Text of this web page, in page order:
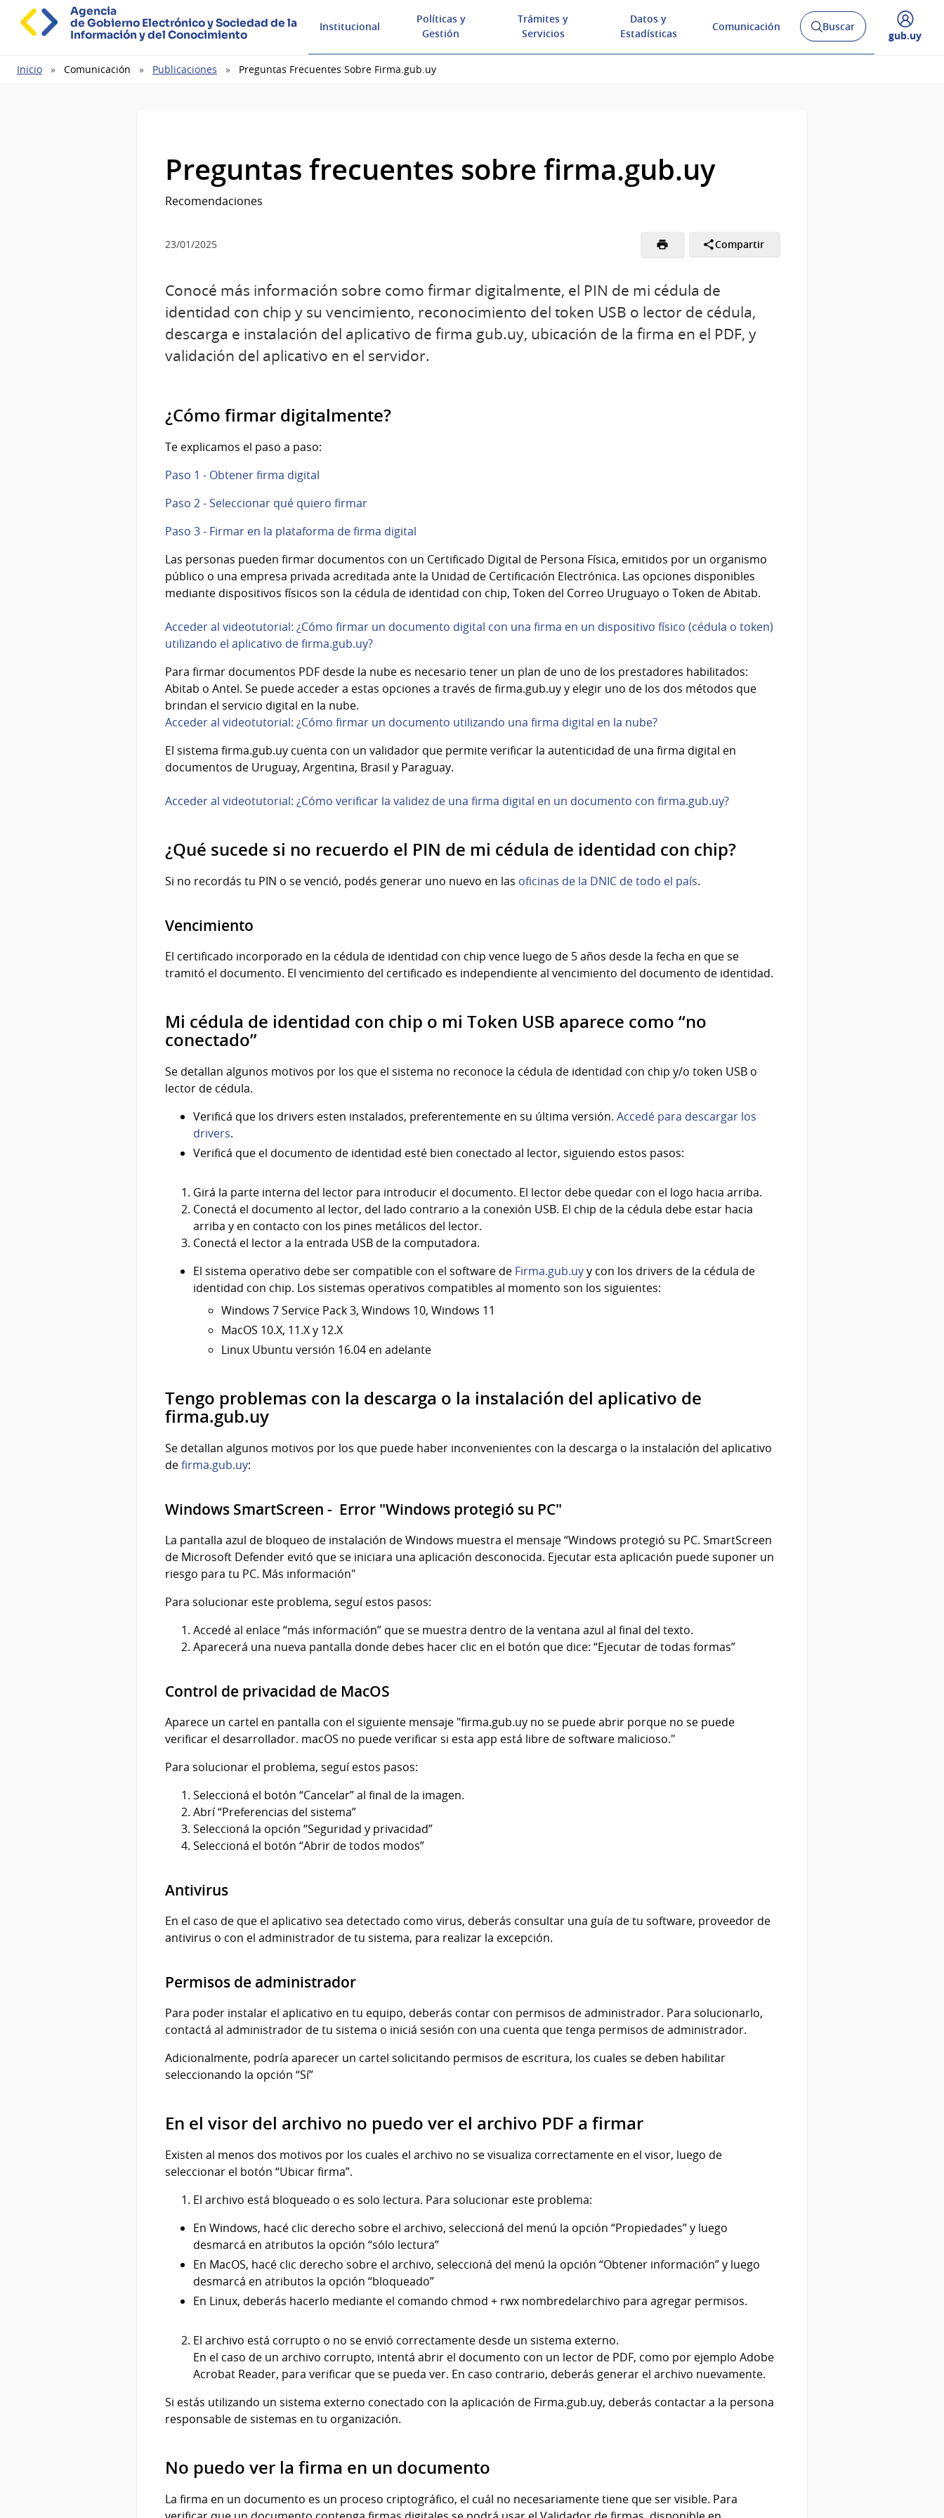
Agencia
de Gobierno Electrónico y Sociedad de la
Información y del Conocimiento
Institucional
Políticas y
Gestión
Trámites y
Servicios
Datos y
Estadísticas
Comunicación
AbrirBuscar
Desplegar
gub.uy
Ruta
Inicio Comunicación Publicaciones Preguntas Frecuentes Sobre Firma.gub.uy
Preguntas frecuentes sobre firma.gub.uy
Recomendaciones
23/01/2025 Compartir
Conocé más información sobre como firmar digitalmente, el PIN de mi cédula de
identidad con chip y su vencimiento, reconocimiento del token USB o lector de cédula,
descarga e instalación del aplicativo de firma gub.uy, ubicación de la firma en el PDF, y
validación del aplicativo en el servidor.
¿Cómo firmar digitalmente?
Te explicamos el paso a paso:
Paso 1 - Obtener firma digital
Paso 2 - Seleccionar qué quiero firmar
Paso 3 - Firmar en la plataforma de firma digital
Las personas pueden firmar documentos con un Certificado Digital de Persona Física, emitidos por un organismo
público o una empresa privada acreditada ante la Unidad de Certificación Electrónica. Las opciones disponibles
mediante dispositivos físicos son la cédula de identidad con chip, Token del Correo Uruguayo o Token de Abitab.
Acceder al videotutorial: ¿Cómo firmar un documento digital con una firma en un dispositivo físico (cédula o token)
utilizando el aplicativo de firma.gub.uy?
Para firmar documentos PDF desde la nube es necesario tener un plan de uno de los prestadores habilitados:
Abitab o Antel. Se puede acceder a estas opciones a través de firma.gub.uy y elegir uno de los dos métodos que
brindan el servicio digital en la nube.
Acceder al videotutorial: ¿Cómo firmar un documento utilizando una firma digital en la nube?
El sistema firma.gub.uy cuenta con un validador que permite verificar la autenticidad de una firma digital en
documentos de Uruguay, Argentina, Brasil y Paraguay.
Acceder al videotutorial: ¿Cómo verificar la validez de una firma digital en un documento con firma.gub.uy?
¿Qué sucede si no recuerdo el PIN de mi cédula de identidad con chip?
Si no recordás tu PIN o se venció, podés generar uno nuevo en las oficinas de la DNIC de todo el país.
Vencimiento
El certificado incorporado en la cédula de identidad con chip vence luego de 5 años desde la fecha en que se
tramitó el documento. El vencimiento del certificado es independiente al vencimiento del documento de identidad.
Mi cédula de identidad con chip o mi Token USB aparece como “no
conectado”
Se detallan algunos motivos por los que el sistema no reconoce la cédula de identidad con chip y/o token USB o
lector de cédula.
Verificá que los drivers esten instalados, preferentemente en su última versión. Accedé para descargar los
drivers.
Verificá que el documento de identidad esté bien conectado al lector, siguiendo estos pasos:
Girá la parte interna del lector para introducir el documento. El lector debe quedar con el logo hacia arriba.
Conectá el documento al lector, del lado contrario a la conexión USB. El chip de la cédula debe estar hacia
arriba y en contacto con los pines metálicos del lector.
Conectá el lector a la entrada USB de la computadora.
El sistema operativo debe ser compatible con el software de Firma.gub.uyy con los drivers de la cédula de
identidad con chip. Los sistemas operativos compatibles al momento son los siguientes:
Windows 7 Service Pack 3, Windows 10, Windows 11
MacOS 10.X, 11.X y 12.X
Linux Ubuntu versión 16.04 en adelante
Tengo problemas con la descarga o la instalación del aplicativo de
firma.gub.uy
Se detallan algunos motivos por los que puede haber inconvenientes con la descarga o la instalación del aplicativo
defirma.gub.uy:
Windows SmartScreen - Error "Windows protegió su PC"
La pantalla azul de bloqueo de instalación de Windows muestra el mensaje “Windows protegió su PC. SmartScreen
de Microsoft Defender evitó que se iniciara una aplicación desconocida. Ejecutar esta aplicación puede suponer un
riesgo para tu PC. Más información"
Para solucionar este problema, seguí estos pasos:
Accedé al enlace “más información” que se muestra dentro de la ventana azul al final del texto.
Aparecerá una nueva pantalla donde debes hacer clic en el botón que dice: “Ejecutar de todas formas”
Control de privacidad de MacOS
Aparece un cartel en pantalla con el siguiente mensaje "firma.gub.uy no se puede abrir porque no se puede
verificar el desarrollador. macOS no puede verificar si esta app está libre de software malicioso."
Para solucionar el problema, seguí estos pasos:
Seleccioná el botón “Cancelar” al final de la imagen.
Abrí “Preferencias del sistema”
Seleccioná la opción “Seguridad y privacidad”
Seleccioná el botón “Abrir de todos modos”
Antivirus
En el caso de que el aplicativo sea detectado como virus, deberás consultar una guía de tu software, proveedor de
antivirus o con el administrador de tu sistema, para realizar la excepción.
Permisos de administrador
Para poder instalar el aplicativo en tu equipo, deberás contar con permisos de administrador. Para solucionarlo,
contactá al administrador de tu sistema o iniciá sesión con una cuenta que tenga permisos de administrador.
Adicionalmente, podría aparecer un cartel solicitando permisos de escritura, los cuales se deben habilitar
seleccionando la opción “Sí”
En el visor del archivo no puedo ver el archivo PDF a firmar
Existen al menos dos motivos por los cuales el archivo no se visualiza correctamente en el visor, luego de
seleccionar el botón “Ubicar firma”.
El archivo está bloqueado o es solo lectura. Para solucionar este problema:
En Windows, hacé clic derecho sobre el archivo, seleccioná del menú la opción “Propiedades” y luego
desmarcá en atributos la opción “sólo lectura”
En MacOS, hacé clic derecho sobre el archivo, seleccioná del menú la opción “Obtener información” y luego
desmarcá en atributos la opción “bloqueado”
En Linux, deberás hacerlo mediante el comando chmod + rwx nombredelarchivo para agregar permisos.
El archivo está corrupto o no se envió correctamente desde un sistema externo.
En el caso de un archivo corrupto, intentá abrir el documento con un lector de PDF, como por ejemplo Adobe
Acrobat Reader, para verificar que se pueda ver. En caso contrario, deberás generar el archivo nuevamente.
Si estás utilizando un sistema externo conectado con la aplicación de Firma.gub.uy, deberás contactar a la persona
responsable de sistemas en tu organización.
No puedo ver la firma en un documento
La firma en un documento es un proceso criptográfico, el cuál no necesariamente tiene que ser visible. Para